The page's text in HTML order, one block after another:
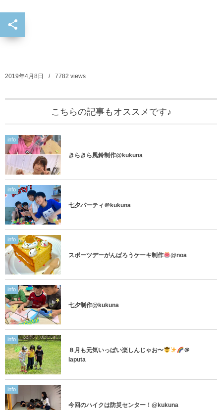
2019年4月8日 7782 views
こちらの記事もオススメです♪
info
きらきら風鈴制作@kukuna
info
七夕パーティ＠kukuna
info
スポーツデーがんばろうケーキ制作 @noa
info
七夕制作@kukuna
info
８月も元気いっぱい楽しんじゃお〜
＠
laputa
info
今回のハイクは防災センター！@kukuna